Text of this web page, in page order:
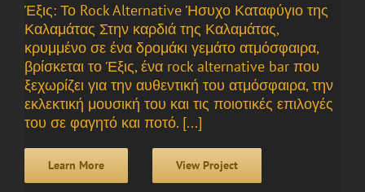
Έξις: Το Rock Alternative Ήσυχο Καταφύγιο της
Καλαμάτας Στην καρδιά της Καλαμάτας,
κρυμμένο σε ένα δρομάκι γεμάτο ατμόσφαιρα,
βρίσκεται το Έξις, ένα rock alternative bar που
ξεχωρίζει για την αυθεντική του ατμόσφαιρα, την
εκλεκτική μουσική του και τις ποιοτικές επιλογές
του σε φαγητό και ποτό. [...]
Learn More View Project